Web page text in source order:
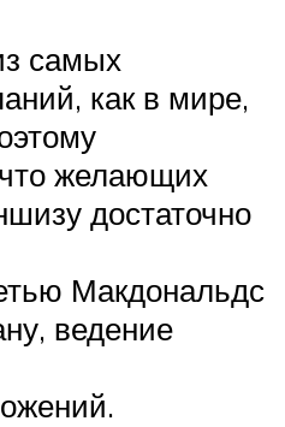
самых
как в мире,
желающих
достаточно
Макдональдс
ведение